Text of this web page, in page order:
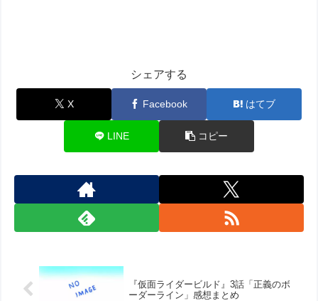
シェアする
X Facebook はてブ
LINE コピー
『仮面ライダービルド』3話「正義のボ
ーダーライン」感想まとめ